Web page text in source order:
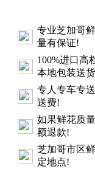
专业芝加哥
量有保证!
100%进口高
本地包装送
专人专车专
送费!
如果鲜花质
额退款!
芝加哥市区
定地点!